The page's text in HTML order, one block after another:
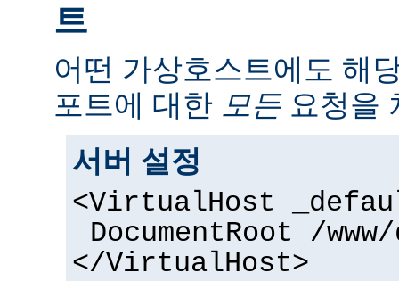
트
어떤 가상호스트에도 해
포트에 대한 모든요청을
서버 설정
<VirtualHost
DocumentRoot /
</VirtualHost>